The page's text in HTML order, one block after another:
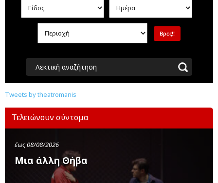
Λεκτική αναζήτηση
Tweets by theatromanis
Τελειώνουν σύντομα
έως 08/08/2026
Μια άλλη Θήβα